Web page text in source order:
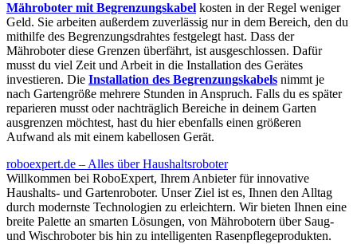
Mähroboter mit Begrenzungskabel kosten in der Regel weniger
Geld. Sie arbeiten außerdem zuverlässig nur in dem Bereich, den du
mithilfe des Begrenzungsdrahtes festgelegt hast. Dass der
Mähroboter diese Grenzen überfährt, ist ausgeschlossen. Dafür
musst du viel Zeit und Arbeit in die Installation des Gerätes
investieren. Die Installation des Begrenzungskabels nimmt je
nach Gartengröße mehrere Stunden in Anspruch. Falls du es später
reparieren musst oder nachträglich Bereiche in deinem Garten
ausgrenzen möchtest, hast du hier ebenfalls einen größeren
Aufwand als mit einem kabellosen Gerät.
roboexpert.de – Alles über Haushaltsroboter
Willkommen bei RoboExpert, Ihrem Anbieter für innovative
Haushalts- und Gartenroboter. Unser Ziel ist es, Ihnen den Alltag
durch modernste Technologien zu erleichtern. Wir bieten Ihnen eine
breite Palette an smarten Lösungen, von Mährobotern über Saug-
und Wischroboter bis hin zu intelligenten Rasenpflegeprodukten.